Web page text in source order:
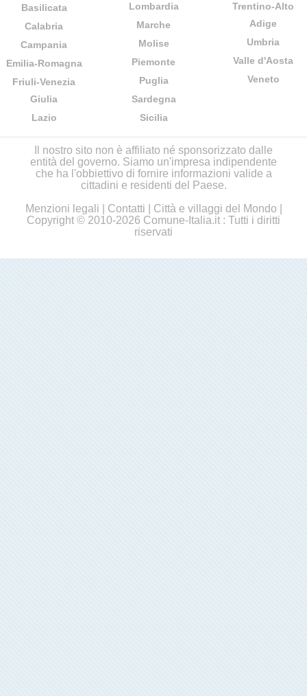
Basilicata
Calabria
Campania
Emilia-Romagna
Friuli-Venezia
Giulia
Lazio
Lombardia
Marche
Molise
Piemonte
Puglia
Sardegna
Sicilia
Trentino-Alto
Adige
Umbria
Valle d'Aosta
Veneto
Il nostro sito non è affiliato né sponsorizzato dalle
entità del governo. Siamo un'impresa indipendente
che ha l'obbiettivo di fornire informazioni valide a
cittadini e residenti del Paese.
Menzioni legali
Contatti Città e villaggi del Mondo
Copyright © 2010-2026 Comune-Italia.it : Tutti i diritti
riservati